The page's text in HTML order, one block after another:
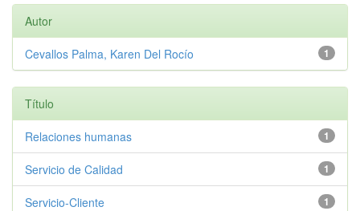
Autor
1
Cevallos Palma, Karen Del Rocío
Título
1
Relaciones humanas
1
Servicio de Calidad
1
Servicio-Cliente